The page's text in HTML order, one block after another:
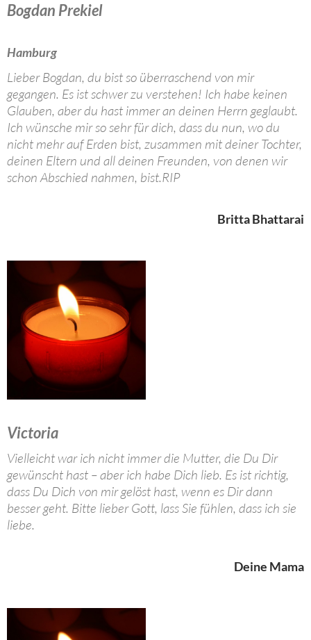
Bogdan Prekiel
Hamburg
Lieber Bogdan, du bist so überraschend von mir
gegangen. Es ist schwer zu verstehen! Ich habe keinen
Glauben, aber du hast immer an deinen Herrn geglaubt.
Ich wünsche mir so sehr für dich, dass du nun, wo du
nicht mehr auf Erden bist, zusammen mit deiner Tochter,
deinen Eltern und all deinen Freunden, von denen wir
schon Abschied nahmen, bist.RIP
Britta Bhattarai
Victoria
Vielleicht war ich nicht immer die Mutter, die Du Dir
gewünscht hast – aber ich habe Dich lieb. Es ist richtig,
dass Du Dich von mir gelöst hast, wenn es Dir dann
besser geht. Bitte lieber Gott, lass Sie fühlen, dass ich sie
liebe.
Deine Mama